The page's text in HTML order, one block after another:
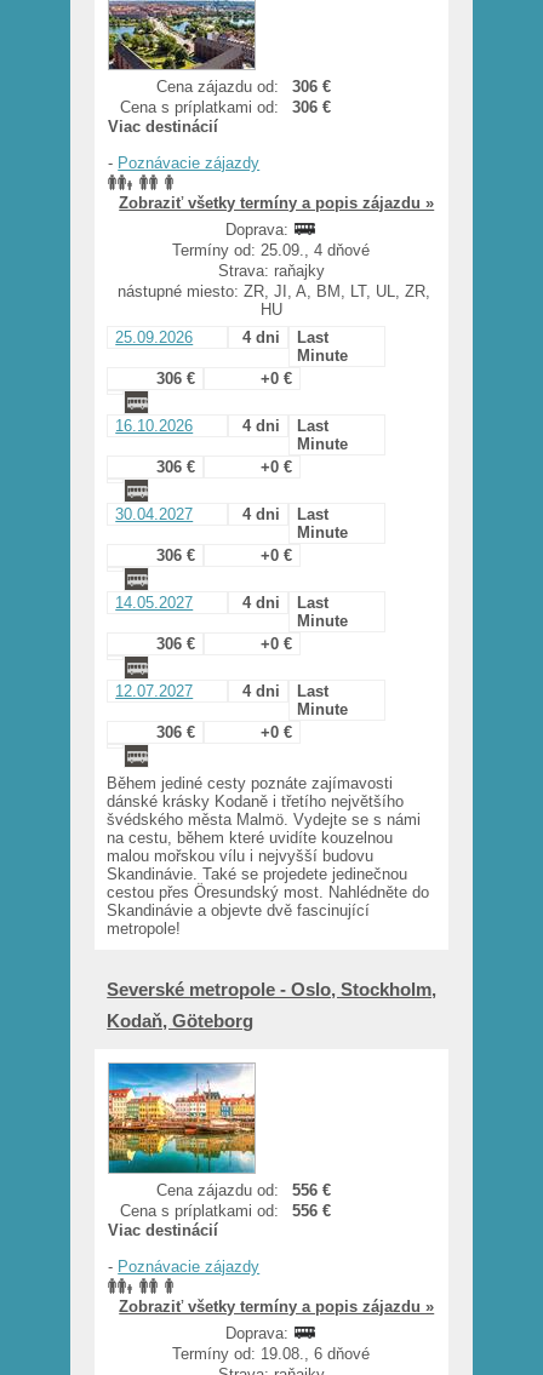
Cena zájazdu od:
306 €
Cena s príplatkami od:
306 €
Viac destinácií
- Poznávacie zájazdy
Zobraziť všetky termíny a popis zájazdu »
Doprava:
Termíny od: 25.09., 4 dňové
Strava: raňajky
nástupné miesto: ZR, JI, A, BM, LT, UL, ZR,
HU
25.09.2026
4 dni
Last
Minute
306 €
+0 €
16.10.2026 4 dni
Last
Minute
306 €
+0 €
30.04.2027 4 dni
Last
Minute
306 €
+0 €
14.05.2027 4 dni
Last
Minute
306 €
+0 €
12.07.2027 4 dni
Last
Minute
306 €
+0 €
Během jediné cesty poznáte zajímavosti
dánské krásky Kodaně i třetího největšího
švédského města Malmö. Vydejte se s námi
na cestu, během které uvidíte kouzelnou
malou mořskou vílu i nejvyšší budovu
Skandinávie. Také se projedete jedinečnou
cestou přes Öresundský most. Nahlédněte do
Skandinávie a objevte dvě fascinující
metropole!
Severské metropole - Oslo, Stockholm,
Kodaň, Göteborg
Cena zájazdu od:
556 €
Cena s príplatkami od:
556 €
Viac destinácií
- Poznávacie zájazdy
Zobraziť všetky termíny a popis zájazdu »
Doprava:
Termíny od: 19.08., 6 dňové